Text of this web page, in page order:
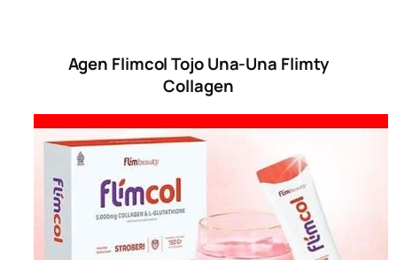
Agen Flimcol Tojo Una-Una Flimty
Collagen